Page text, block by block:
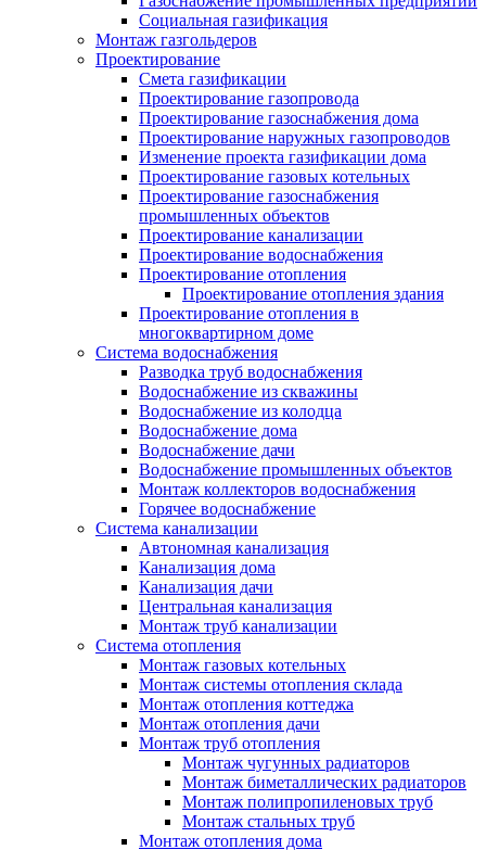
Социальная газификация
Монтаж газгольдеров
Проектирование
Смета газификации
Проектирование газопровода
Проектирование газоснабжения дома
Проектирование наружных газопроводов
Изменение проекта газификации дома
Проектирование газовых котельных
Проектирование газоснабжения
промышленных объектов
Проектирование канализации
Проектирование водоснабжения
Проектирование отопления
Проектирование отопления здания
Проектирование отопления в
многоквартирном доме
Система водоснабжения
Разводка труб водоснабжения
Водоснабжение из скважины
Водоснабжение из колодца
Водоснабжение дома
Водоснабжение дачи
Водоснабжение промышленных объектов
Монтаж коллекторов водоснабжения
Горячее водоснабжение
Система канализации
Автономная канализация
Канализация дома
Канализация дачи
Центральная канализация
Монтаж труб канализации
Система отопления
Монтаж газовых котельных
Монтаж системы отопления склада
Монтаж отопления коттеджа
Монтаж отопления дачи
Монтаж труб отопления
Монтаж чугунных радиаторов
Монтаж биметаллических радиаторов
Монтаж полипропиленовых труб
Монтаж стальных труб
Монтаж отопления дома